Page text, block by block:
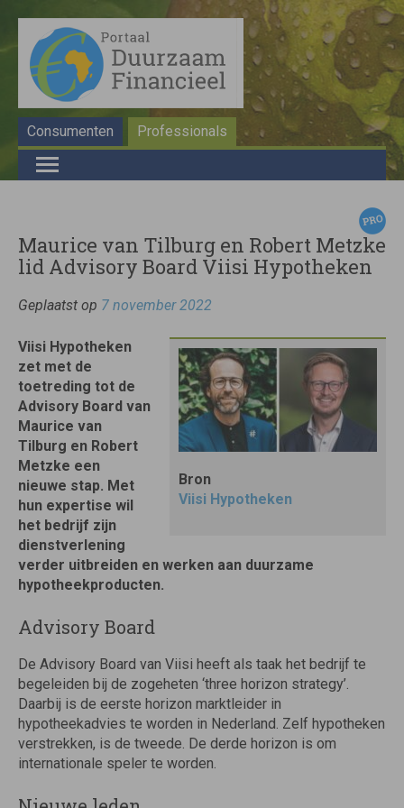
Consumenten Professionals
Maurice van Tilburg en Robert Metzke
lid Advisory Board Viisi Hypotheken
Geplaatst op 7 november 2022
Bron
Viisi Hypotheken
Viisi Hypotheken
zet met de
toetreding tot de
Advisory Board van
Maurice van
Tilburg en Robert
Metzke een
nieuwe stap. Met
hun expertise wil
het bedrijf zijn
dienstverlening
verder uitbreiden en werken aan duurzame
hypotheekproducten.
Advisory Board
De Advisory Board van Viisi heeft als taak het bedrijf te
begeleiden bij de zogeheten ‘three horizon strategy’.
Daarbij is de eerste horizon marktleider in
hypotheekadvies te worden in Nederland. Zelf hypotheken
verstrekken, is de tweede. De derde horizon is om
internationale speler te worden.